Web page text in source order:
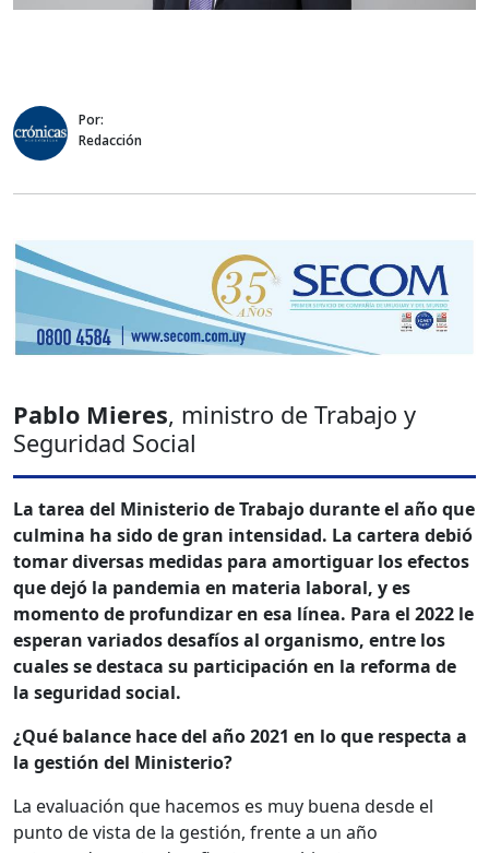
Por:
Redacción
Pablo Mieres, ministro de Trabajo y
Seguridad Social
La tarea del Ministerio de Trabajo durante el año que
culmina ha sido de gran intensidad. La cartera debió
tomar diversas medidas para amortiguar los efectos
que dejó la pandemia en materia laboral, y es
momento de profundizar en esa línea. Para el 2022 le
esperan variados desafíos al organismo, entre los
cuales se destaca su participación en la reforma de
la seguridad social.
¿Qué balance hace del año 2021 en lo que respecta a
la gestión del Ministerio?
La evaluación que hacemos es muy buena desde el
punto de vista de la gestión, frente a un año